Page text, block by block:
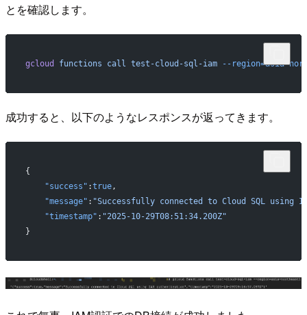
とを確認します。
gcloud functions call test-cloud-sql-iam --region=asia-
成功すると、以下のようなレスポンスが返ってきます。
{
    "success"
:true,
    "message"
: "Successfully connected to Cloud SQL using
    "timestamp"
: "2025-10-29T08:51:34.200Z"
}